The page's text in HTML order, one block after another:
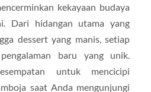
kekayaan budaya
Dari hidangan utama yang
dessert yang manis, setiap
baru yang unik.
untuk mencicipi
saat Anda mengunjungi